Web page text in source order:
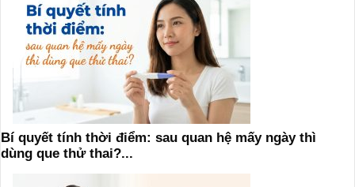
Bí quyết tính thời điểm: sau quan hệ mấy ngày thì
dùng que thử thai?...